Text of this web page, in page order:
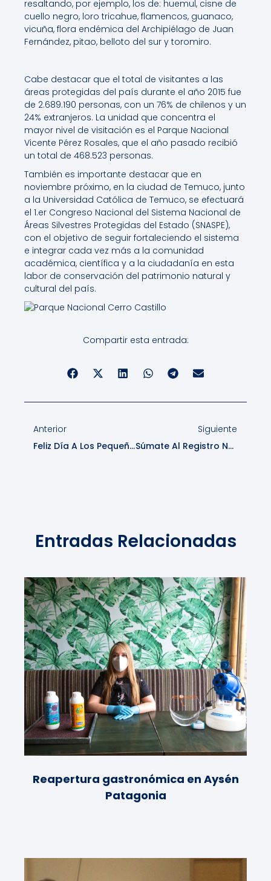
resaltando, por ejemplo, los de: huemul, cisne de
cuello negro, loro tricahue, flamencos, guanaco,
vicuña, flora endémica del Archipiélago de Juan
Fernández, pitao, belloto del sur y toromiro.
Cabe destacar que el total de visitantes a las
áreas protegidas del país durante el año 2015 fue
de 2.689.190 personas, con un 76% de chilenos y un
24% extranjeros. La unidad que concentra el
mayor nivel de visitación es el Parque Nacional
Vicente Pérez Rosales, que el año pasado recibió
un total de 468.523 personas.
También es importante destacar que en
noviembre próximo, en la ciudad de Temuco, junto
a la Universidad Católica de Temuco, se efectuará
el 1.er Congreso Nacional del Sistema Nacional de
Áreas Silvestres Protegidas del Estado (SNASPE),
con el objetivo de seguir fortaleciendo el sistema
e integrar cada vez más a la comunidad
académica, científica y a la ciudadanía en esta
labor de conservación del patrimonio natural y
cultural del país.
Compartir esta entrada:
Anterior
Feliz Día A Los Pequeños Aventureros
Siguiente
Súmate Al Registro Nacional De Prestadores De Servicios Turísticos
Entradas Relacionadas
Reapertura gastronómica en Aysén
Patagonia